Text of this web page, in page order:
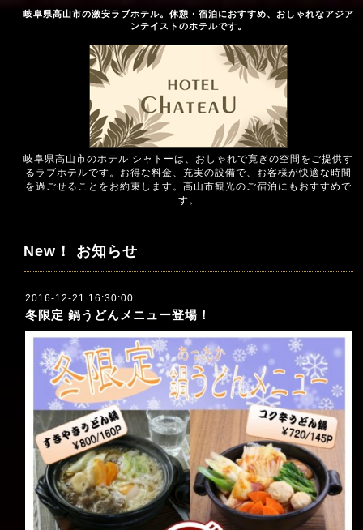
岐阜県高山市の激安ラブホテル。休憩・宿泊におすすめ、おしゃれなアジア
ンテイストのホテルです。
岐阜県高山市のホテル シャトーは、おしゃれで寛ぎの空間をご提供す
るラブホテルです。お得な料金、充実の設備で、お客様が快適な時間
を過ごせることをお約束します。高山市観光のご宿泊にもおすすめで
す。
New！ お知らせ
2016-12-21 16:30:00
冬限定 鍋うどんメニュー登場！